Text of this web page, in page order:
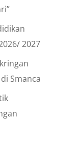
2027
Smanca